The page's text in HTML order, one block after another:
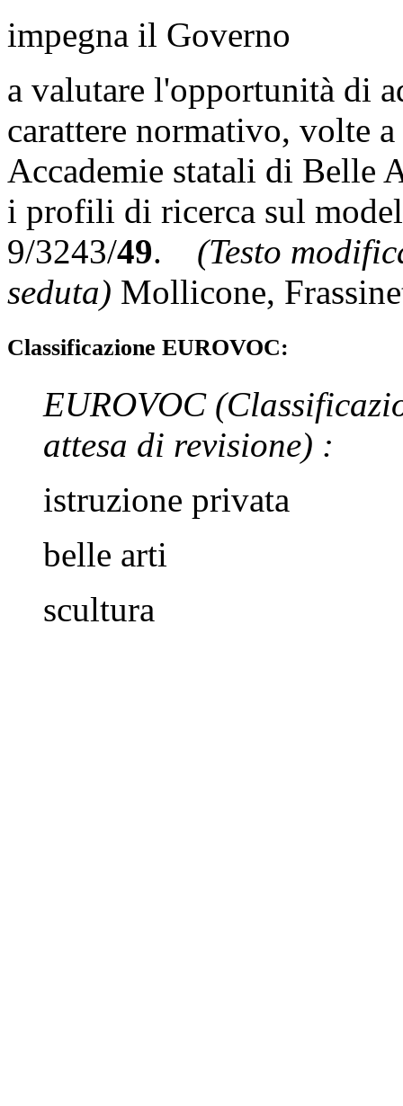
impegna il Governo
a valutare l'opportunità di
carattere normativo, volte
Accademie statali di Belle
i profili di ricerca sul
9/3243/49. (Testo
seduta) Mollicone,
Classificazione EUROVOC:
EUROVOC
attesa di revisione) :
istruzione privata
belle arti
scultura